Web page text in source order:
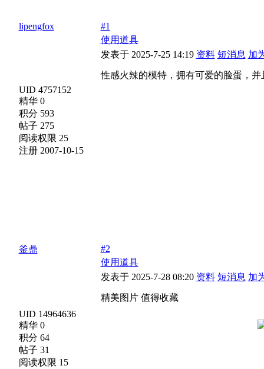
lipengfox
UID 4757152
精华 0
积分 593
帖子 275
阅读权限 25
注册 2007-10-15
#1
使用道具
发表于 2025-7-25 14:19 资料 短消息 加
性感火辣的模特，拥有可爱的脸蛋，并
釜鼎
UID 14964636
精华 0
积分 64
帖子 31
阅读权限 15
#2
使用道具
发表于 2025-7-28 08:20 资料 短消息 加
精美图片 值得收藏